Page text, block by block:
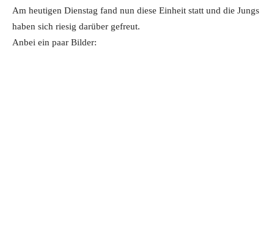
Am heutigen Dienstag fand nun diese Einheit statt und die Jungs
haben sich riesig darüber gefreut.
Anbei ein paar Bilder: